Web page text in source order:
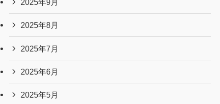
2026年7月
2026年6月
2026年5月
2026年4月
2026年3月